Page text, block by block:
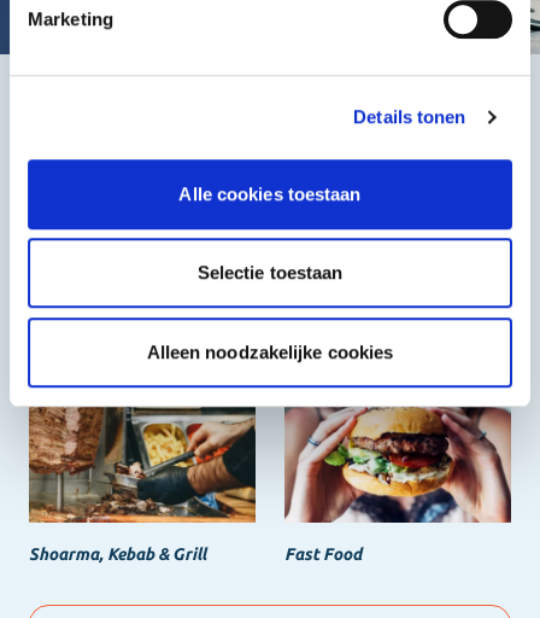
Marketing
Details tonen
Alle cookies toestaan
Selectie toestaan
Alleen noodzakelijke cookies
Het beste, de goedkoopste
Grieks & Italiaans
Shoarma, Kebab & Grill Fast Food